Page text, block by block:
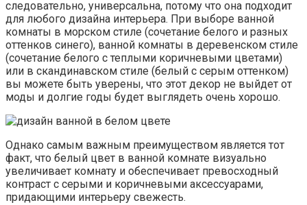
следовательно, универсальна, потому что она подходит
для любого дизайна интерьера. При выборе ванной
комнаты в морском стиле (сочетание белого и разных
оттенков синего), ванной комнаты в деревенском стиле
(сочетание белого с теплыми коричневыми цветами)
или в скандинавском стиле (белый с серым оттенком)
вы можете быть уверены, что этот декор не выйдет от
моды и долгие годы будет выглядеть очень хорошо.
Однако самым важным преимуществом является тот
факт, что белый цвет в ванной комнате визуально
увеличивает комнату и обеспечивает превосходный
контраст с серыми и коричневыми аксессуарами,
придающими интерьеру свежесть.